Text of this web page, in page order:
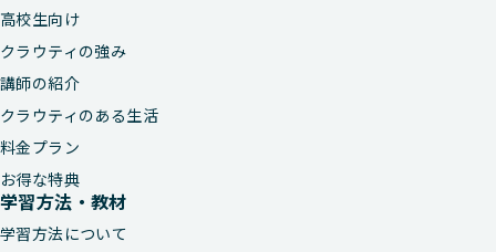
高校生向け
クラウティの強み
講師の紹介
クラウティのある生活
料金プラン
お得な特典
学習方法・教材
学習方法について